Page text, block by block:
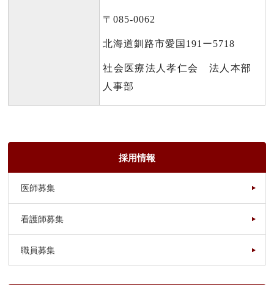
〒085‐0062
北海道釧路市愛国191ー5718
社会医療法人孝仁会 法人本部
人事部
採用情報
医師募集
看護師募集
職員募集